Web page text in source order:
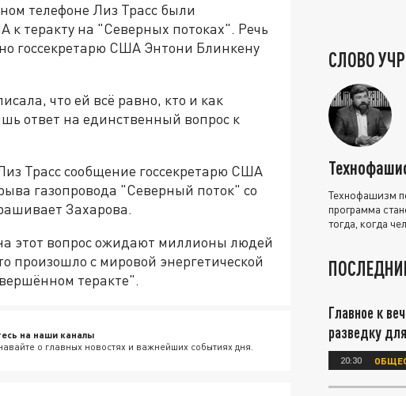
телефоне Лиз Трасс были
к теракту на "Северных потоках". Речь
госсекретарю США Энтони Блинкену
что ей всё равно, кто и как
ответ на единственный вопрос к
Трасс сообщение госсекретарю США
газопровода "Северный поток" со
Захарова.
этот вопрос ожидают миллионы людей
произошло с мировой энергетической
теракте".
на наши каналы
о главных новостях и важнейших событиях дня.
СЛОВО
Технофашизм
программа
тогда, когда
Главное к
разведку
20:30